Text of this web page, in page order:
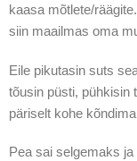
kaasa mõtlete/
siin maailmas oma
Eile pikutasin suts
tõusin püsti, pühkisin
päriselt kohe
Pea sai selgemaks